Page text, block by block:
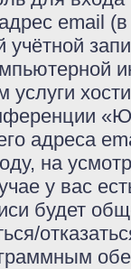
email
услуги
адреса
на
у вас
будет